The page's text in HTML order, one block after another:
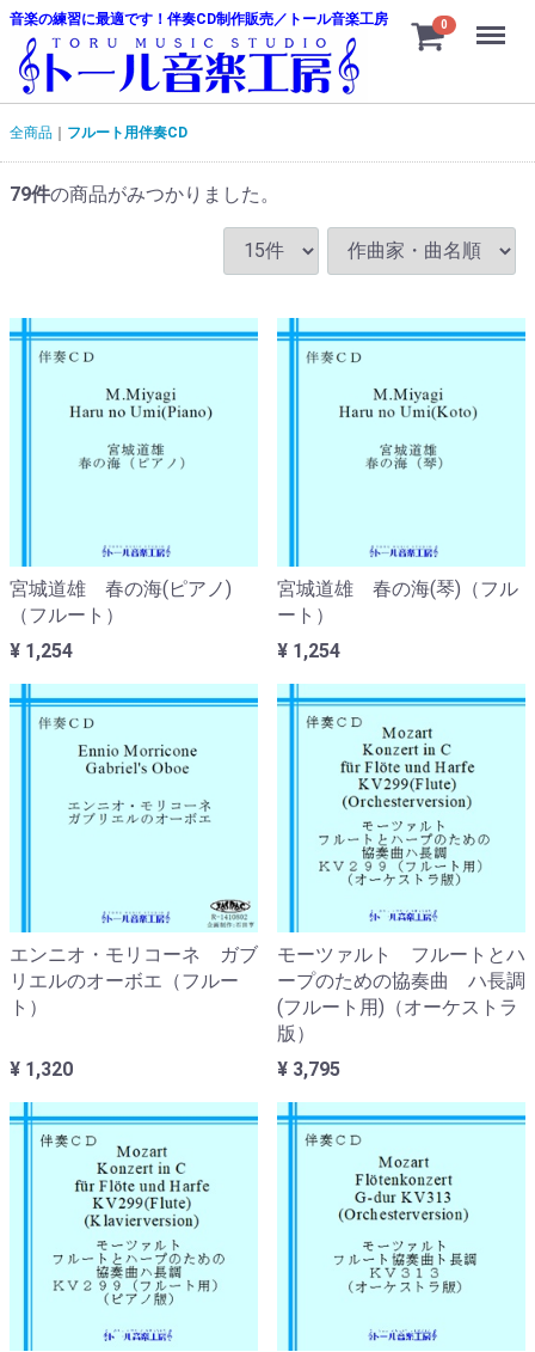
音楽の練習に最適です！伴奏CD制作販売／トール音楽工房 0 Menu
全商品 フルート用伴奏CD
79件の商品がみつかりました。
宮城道雄 春の海(ピアノ)
（フルート）
¥ 1,254
宮城道雄 春の海(琴)（フル
ート）
¥ 1,254
エンニオ・モリコーネ ガブ
リエルのオーボエ（フルー
ト）
¥ 1,320
モーツァルト フルートとハ
ープのための協奏曲 ハ長調
(フルート用)（オーケストラ
版）
¥ 3,795